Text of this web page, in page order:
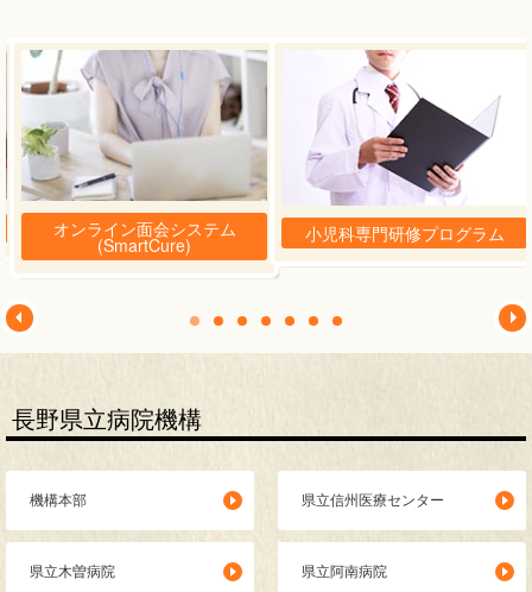
オンライン面会システム
(SmartCure) 小児科専門研修プログラム
長野県立病院機構
機構本部 県立信州医療センター
県立木曽病院 県立阿南病院